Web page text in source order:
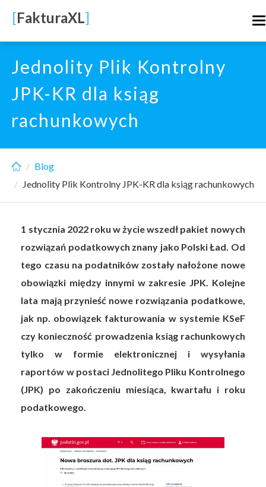
main
content
[FakturaXL]
Jednolity Plik Kontrolny
JPK-KR dla ksiąg
rachunkowych
Blog
Jednolity Plik Kontrolny JPK-KR dla ksiąg rachunkowych
1 stycznia 2022 roku w życie wszedł pakiet nowych
rozwiązań podatkowych znany jako Polski Ład. Od
tego czasu na podatników zostały nałożone nowe
obowiązki między innymi w zakresie JPK. Kolejne
lata mają przynieść nowe rozwiązania podatkowe,
jak np. obowiązek fakturowania w systemie KSeF
czy konieczność prowadzenia ksiąg rachunkowych
tylko w formie elektronicznej i wysyłania
raportów w postaci Jednolitego Pliku Kontrolnego
(JPK) po zakończeniu miesiąca, kwartału i roku
podatkowego.